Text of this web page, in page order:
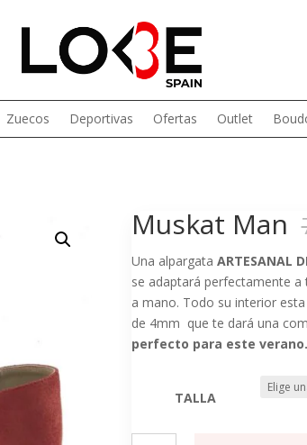
Zuecos Deportivas Ofertas Outlet
Muskat Man
Una alpargata ARTESANAL
se adaptará perfectamente
a mano. Todo su interior
de 4mm que te dará una
perfecto para este verano.
TALLA